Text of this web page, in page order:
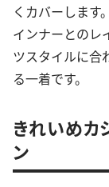
くカバーします
インナーとのレ
ツスタイルに合
る一着です。
きれいめカ
ン